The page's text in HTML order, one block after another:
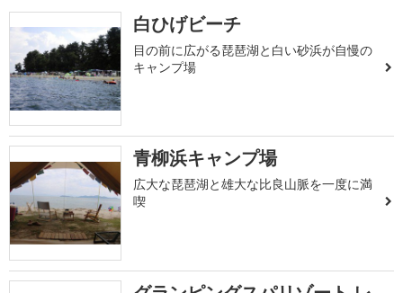
白ひげビーチ
目の前に広がる琵琶湖と白い砂浜が自慢の
キャンプ場
青柳浜キャンプ場
広大な琵琶湖と雄大な比良山脈を一度に満
喫